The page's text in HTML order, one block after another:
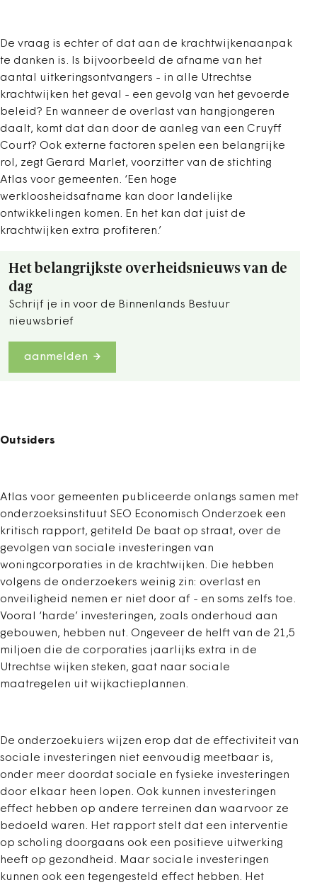
De vraag is echter of dat aan de krachtwijkenaanpak
te danken is. Is bijvoorbeeld de afname van het
aantal uitkeringsontvangers - in alle Utrechtse
krachtwijken het geval - een gevolg van het gevoerde
beleid? En wanneer de overlast van hangjongeren
daalt, komt dat dan door de aanleg van een Cruyff
Court? Ook externe factoren spelen een belangrijke
rol, zegt Gerard Marlet, voorzitter van de stichting
Atlas voor gemeenten. ‘Een hoge
werkloosheidsafname kan door landelijke
ontwikkelingen komen. En het kan dat juist de
krachtwijken extra profiteren.’
Het belangrijkste overheidsnieuws van de
dag
Schrijf je in voor de Binnenlands Bestuur
nieuwsbrief
aanmelden
Outsiders
Atlas voor gemeenten publiceerde onlangs samen met
onderzoeksinstituut SEO Economisch Onderzoek een
kritisch rapport, getiteld De baat op straat, over de
gevolgen van sociale investeringen van
woningcorporaties in de krachtwijken. Die hebben
volgens de onderzoekers weinig zin: overlast en
onveiligheid nemen er niet door af - en soms zelfs toe.
Vooral ‘harde’ investeringen, zoals onderhoud aan
gebouwen, hebben nut. Ongeveer de helft van de 21,5
miljoen die de corporaties jaarlijks extra in de
Utrechtse wijken steken, gaat naar sociale
maatregelen uit wijkactieplannen.
De onderzoekuiers wijzen erop dat de effectiviteit van
sociale investeringen niet eenvoudig meetbaar is,
onder meer doordat sociale en fysieke investeringen
door elkaar heen lopen. Ook kunnen investeringen
effect hebben op andere terreinen dan waarvoor ze
bedoeld waren. Het rapport stelt dat een interventie
op scholing doorgaans ook een positieve uitwerking
heeft op gezondheid. Maar sociale investeringen
kunnen ook een tegengesteld effect hebben. Het